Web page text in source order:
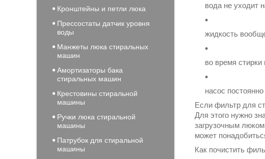
вода не уходит
жидкость
во время
насос
Если фильтр для
Для этого нужно
загрузочным
может
Как почистить
Кронштейны и петли люка
Прессостаты датчик уровня
воды
Манжеты люка стиральных
машин
Амортизаторы бака
стиральных машин
Крестовины стиральной
машины
Ручки люка стиральной
машины
Патрубок для стиральной
машины